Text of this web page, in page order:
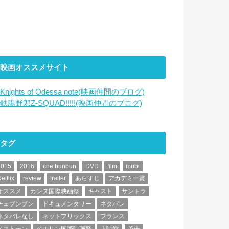
映画オススメサイト
Knights of Odessa note(映画仲間のブログ)
鉄腸野郎Z-SQUAD!!!!!(映画仲間のブログ)
タグ
2016 che bunbun DVD film
mubi
review trailer あらすじ
アカデミー賞
ススメ
カンヌ国際映画祭 キャスト
サントラ
ェブンブン
ドキュメンタリー
ネタバレ
タバレなし
ネットフリックス
フランス